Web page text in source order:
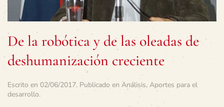
De la robótica y de las oleadas de
deshumanización creciente
Escrito en 02/06/2017. Publicado en Análisis, Aportes para el
desarrollo.